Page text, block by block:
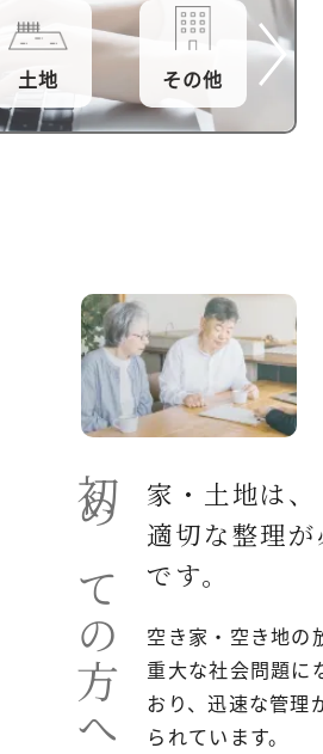
土地 その他
初めての方へ
家・土地は、
適切な整理
です。
空き家・空き地の
重大な社会問題に
おり、迅速な管理
られています。